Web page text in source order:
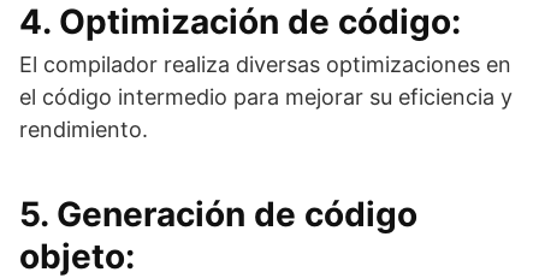
4. Optimización de código:
El compilador realiza diversas optimizaciones en
el código intermedio para mejorar su eficiencia y
rendimiento.
5. Generación de código
objeto: